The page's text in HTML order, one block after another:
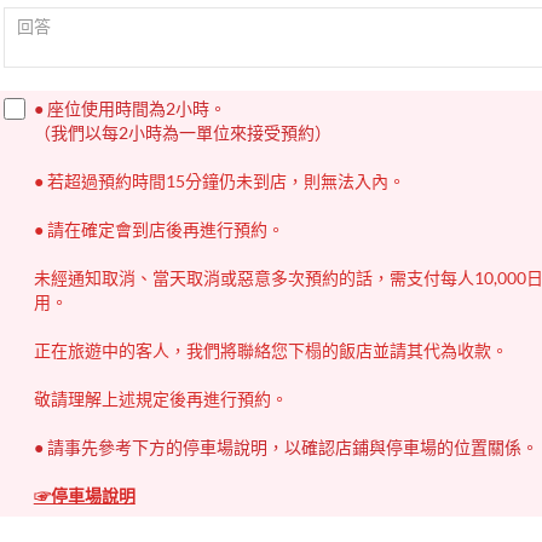
● 座位使用時間為2小時。
（我們以每2小時為一單位來接受預約）
● 若超過預約時間15分鐘仍未到店，則無法入內。
● 請在確定會到店後再進行預約。
未經通知取消、當天取消或惡意多次預約的話，需支付每人10,000
用。
正在旅遊中的客人，我們將聯絡您下榻的飯店並請其代為收款。
敬請理解上述規定後再進行預約。
● 請事先參考下方的停車場說明，以確認店鋪與停車場的位置關係。
☞停車場說明